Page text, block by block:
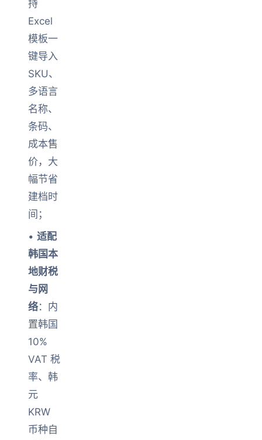
持
Excel
模板一
键导入
SKU、
多语言
名称、
条码、
成本售
价，大
幅节省
建档时
间；
• 适配
韩国本
地财税
与网
络：内
置韩国
10%
VAT 税
率、韩
元
KRW
币种自